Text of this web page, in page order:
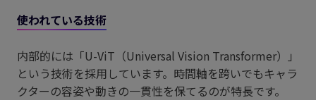
使われている技術
内部的には「U-ViT（Universal Vision Transformer）」
という技術を採用しています。時間軸を跨いでもキャラ
クターの容姿や動きの一貫性を保てるのが特長です。